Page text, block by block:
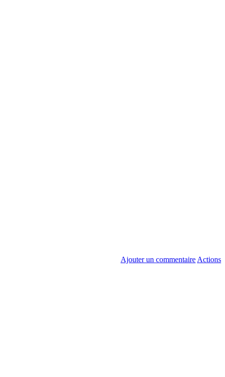
Ajouter un commentaire Actions